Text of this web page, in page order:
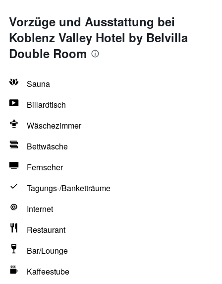
Vorzüge und Ausstattung bei
Koblenz Valley Hotel by Belvilla
Double Room
Sauna
Billardtisch
Wäschezimmer
Bettwäsche
Fernseher
Tagungs-/Banketträume
Internet
Restaurant
Bar/Lounge
Kaffeestube